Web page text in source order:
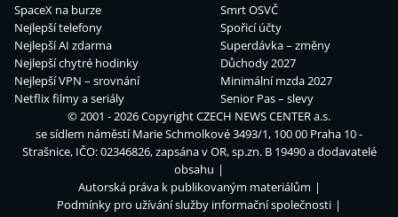
SpaceX na burze
Nejlepší telefony
Nejlepší AI zdarma
Nejlepší chytré hodinky
Nejlepší VPN – srovnání
Netflix filmy a seriály
Smrt OSVČ
Spořicí účty
Superdávka – změny
Důchody 2027
Minimální mzda 2027
Senior Pas – slevy
© 2001 - 2026 CopyrightCZECH NEWS CENTER a.s.
se sídlem náměstí Marie Schmolkové 3493/1, 100 00 Praha 10 -
Strašnice, IČO: 02346826, zapsána v OR, sp.zn. B 19490 a dodavatelé
obsahu
Autorská práva k publikovaným materiálům
Podmínky pro užívání služby informační společnosti